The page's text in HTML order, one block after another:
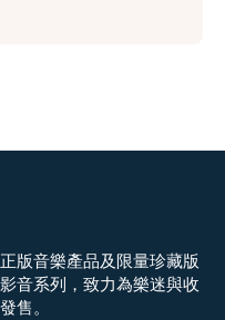
版音樂產品及限量珍藏版
音系列，致力為樂迷與收
售。